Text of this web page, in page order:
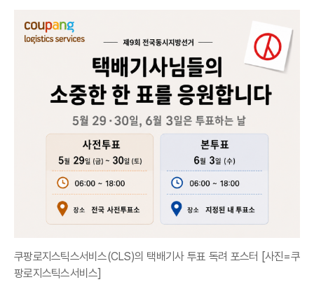
쿠팡로지스틱스서비스(CLS)의 택배기사 투표 독려 포스터 [사진=쿠
팡로지스틱스서비스]